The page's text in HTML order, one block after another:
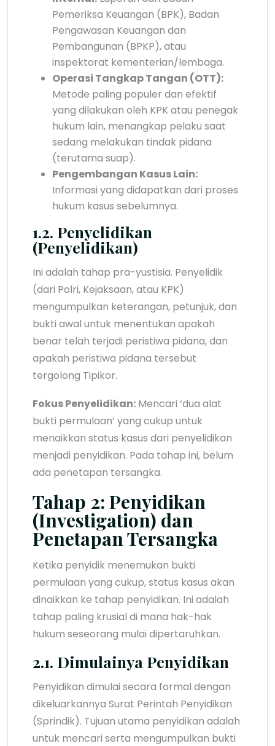
Pemeriksa Keuangan (BPK), Badan
Pengawasan Keuangan dan
Pembangunan (BPKP), atau
inspektorat kementerian/lembaga.
Operasi Tangkap Tangan (OTT):
Metode paling populer dan efektif
yang dilakukan oleh KPK atau penegak
hukum lain, menangkap pelaku saat
sedang melakukan tindak pidana
(terutama suap).
Pengembangan Kasus Lain:
Informasi yang didapatkan dari proses
hukum kasus sebelumnya.
1.2. Penyelidikan
(Penyelidikan)
Ini adalah tahap pra-yustisia. Penyelidik
(dari Polri, Kejaksaan, atau KPK)
mengumpulkan keterangan, petunjuk, dan
bukti awal untuk menentukan apakah
benar telah terjadi peristiwa pidana, dan
apakah peristiwa pidana tersebut
tergolong Tipikor.
Fokus Penyelidikan: Mencari ‘dua alat
bukti permulaan’ yang cukup untuk
menaikkan status kasus dari penyelidikan
menjadi penyidikan. Pada tahap ini, belum
ada penetapan tersangka.
Tahap 2: Penyidikan
(Investigation) dan
Penetapan Tersangka
Ketika penyidik menemukan bukti
permulaan yang cukup, status kasus akan
dinaikkan ke tahap penyidikan. Ini adalah
tahap paling krusial di mana hak-hak
hukum seseorang mulai dipertaruhkan.
2.1. Dimulainya Penyidikan
Penyidikan dimulai secara formal dengan
dikeluarkannya Surat Perintah Penyidikan
(Sprindik). Tujuan utama penyidikan adalah
untuk mencari serta mengumpulkan bukti